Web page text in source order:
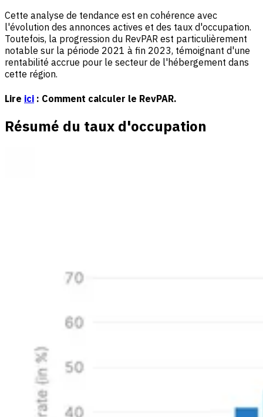
Cette analyse de tendance est en cohérence avec
l'évolution des annonces actives et des taux d'occupation.
Toutefois, la progression du RevPAR est particulièrement
notable sur la période 2021 à fin 2023, témoignant d'une
rentabilité accrue pour le secteur de l'hébergement dans
cette région.
Lire ici : Comment calculer le RevPAR.
Résumé du taux d'occupation